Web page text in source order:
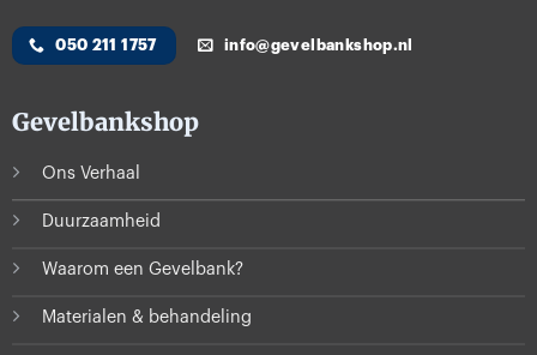
050 211 1757 info@gevelbankshop.nl
Gevelbankshop
Ons Verhaal
Duurzaamheid
Waarom een Gevelbank?
Materialen & behandeling